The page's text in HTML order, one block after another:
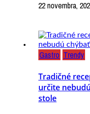
22 novembra,
Gastro Trendy
Tradičné
určite
stole